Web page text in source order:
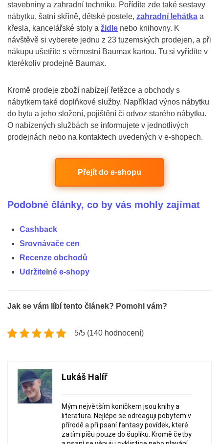
stavebniny a zahradní techniku. Pořídíte zde také sestavy
nábytku, šatní skříně, dětské postele, zahradní lehátka a
křesla, kancelářské stoly a židle nebo knihovny. K
návštěvě si vyberete jednu z 23 tuzemských prodejen, a při
nákupu ušetříte s věrnostní Baumax kartou. Tu si vyřídíte v
kterékoliv prodejně Baumax.
Kromě prodeje zboží nabízejí řetězce a obchody s
nábytkem také doplňkové služby. Například výnos nábytku
do bytu a jeho složení, pojištění či odvoz starého nábytku.
O nabízených službách se informujete v jednotlivých
prodejnách nebo na kontaktech uvedených v e-shopech.
Přejít do e-shopu
Podobné články, co by vás mohly zajímat
Cashback
Srovnávače cen
Recenze obchodů
Udržitelné e-shopy
Jak se vám líbí tento článek? Pomohl vám?
5/5 (140 hodnocení)
Lukáš Halíř
Mým největším koníčkem jsou knihy a
literatura. Nejlépe se odreaguji pobytem v
přírodě a při psaní fantasy povídek, které
zatím píšu pouze do šuplíku. Kromě četby